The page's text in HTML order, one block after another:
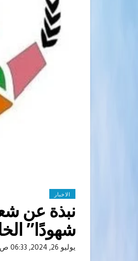
الاخبار
نبذة عن
شهودًا”
يوليو 26, 2024, 06:33 ص